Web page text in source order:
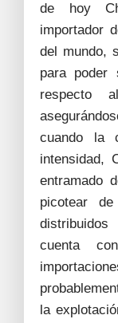
de hoy
importador
del mundo,
para poder
respecto
cuando la
intensidad,
entramado
picotear
cuenta
la